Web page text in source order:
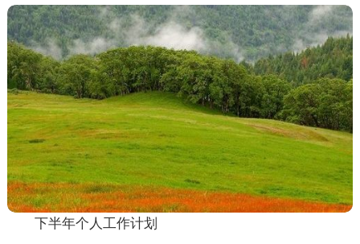
下半年个人工作计划